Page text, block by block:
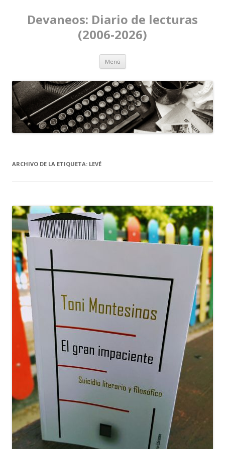
Devaneos: Diario de lecturas
(2006-2026)
Menú Ir al contenido
ARCHIVO DE LA ETIQUETA: LEVÉ